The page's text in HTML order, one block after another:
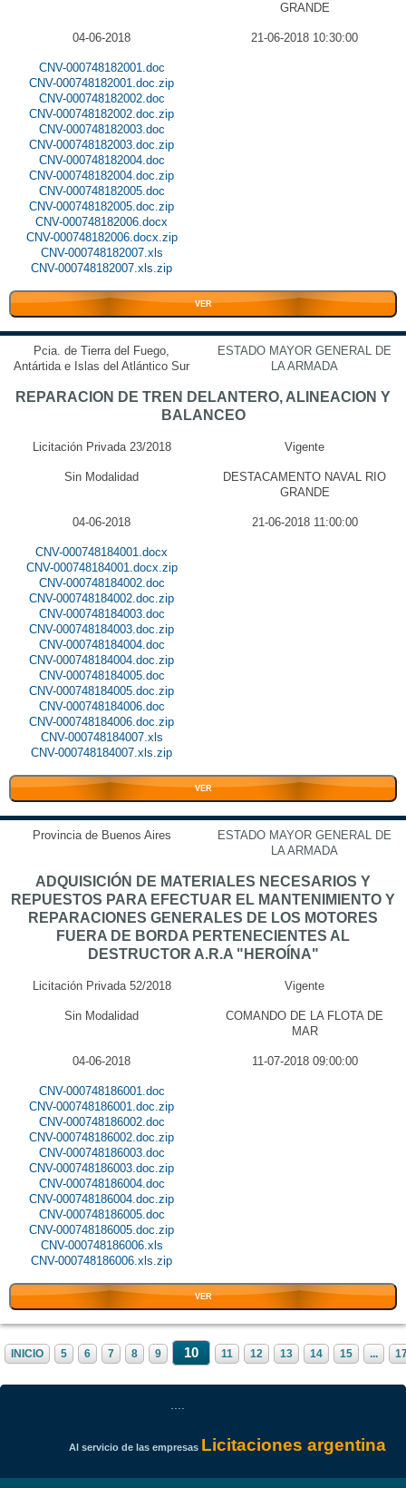
GRANDE
04-06-2018 21-06-2018 10:30:00
CNV-000748182001.doc
CNV-000748182001.doc.zip
CNV-000748182002.doc
CNV-000748182002.doc.zip
CNV-000748182003.doc
CNV-000748182003.doc.zip
CNV-000748182004.doc
CNV-000748182004.doc.zip
CNV-000748182005.doc
CNV-000748182005.doc.zip
CNV-000748182006.docx
CNV-000748182006.docx.zip
CNV-000748182007.xls
CNV-000748182007.xls.zip
VER
Pcia. de Tierra del Fuego,
Antártida e Islas del Atlántico Sur
ESTADO MAYOR GENERAL DE
LA ARMADA
REPARACION DE TREN DELANTERO, ALINEACION Y
BALANCEO
Licitación Privada 23/2018 Vigente
Sin Modalidad
DESTACAMENTO NAVAL RIO
GRANDE
04-06-2018 21-06-2018 11:00:00
CNV-000748184001.docx
CNV-000748184001.docx.zip
CNV-000748184002.doc
CNV-000748184002.doc.zip
CNV-000748184003.doc
CNV-000748184003.doc.zip
CNV-000748184004.doc
CNV-000748184004.doc.zip
CNV-000748184005.doc
CNV-000748184005.doc.zip
CNV-000748184006.doc
CNV-000748184006.doc.zip
CNV-000748184007.xls
CNV-000748184007.xls.zip
VER
Provincia de Buenos Aires
ESTADO MAYOR GENERAL DE
LA ARMADA
ADQUISICIÓN DE MATERIALES NECESARIOS Y
REPUESTOS PARA EFECTUAR EL MANTENIMIENTO Y
REPARACIONES GENERALES DE LOS MOTORES
FUERA DE BORDA PERTENECIENTES AL
DESTRUCTOR A.R.A "HEROÍNA"
Licitación Privada 52/2018 Vigente
Sin Modalidad
COMANDO DE LA FLOTA DE
MAR
04-06-2018 11-07-2018 09:00:00
CNV-000748186001.doc
CNV-000748186001.doc.zip
CNV-000748186002.doc
CNV-000748186002.doc.zip
CNV-000748186003.doc
CNV-000748186003.doc.zip
CNV-000748186004.doc
CNV-000748186004.doc.zip
CNV-000748186005.doc
CNV-000748186005.doc.zip
CNV-000748186006.xls
CNV-000748186006.xls.zip
VER
INICIO 5 6 7 8 9 10 11 12 13 14 15 ...
Al servicio de las empresas Licitaciones argentina